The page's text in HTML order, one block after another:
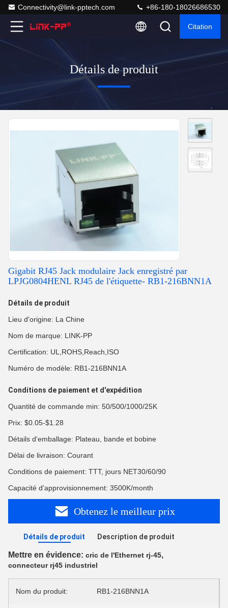
Connectivity@link-pptech.com +86-180-18026686530
Citation
Détails de produit
Gigabit RJ45 Jack modulaire Jack enregistré par
LPJG0804HENL RJ45 de l'étiquette- RB1-216BNN1A
Détails de produit
Lieu d'origine: La Chine
Nom de marque: LINK-PP
Certification: UL,ROHS,Reach,ISO
Numéro de modèle: RB1-216BNN1A
Conditions de paiement et d'expédition
Quantité de commande min: 50/500/1000/25K
Prix: $0.05-$1.28
Détails d'emballage: Plateau, bande et bobine
Délai de livraison: Courant
Conditions de paiement: TTT, jours NET30/60/90
Capacité d'approvisionnement: 3500K/month
Obtenez le meilleur prix
Détails de produit Description de produit
Mettre en évidence: cric de l'Ethernet rj-45,
connecteur rj45 industriel
Nom du produit: RB1-216BNN1A